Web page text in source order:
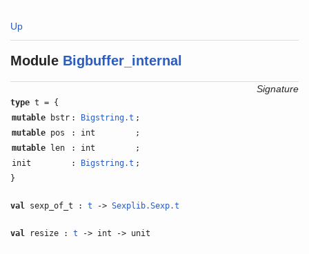
Up
Module Bigbuffer_internal
Signature
type t = {
mutable bstr : Bigstring.t ;
mutable pos : int
;
mutable len : int
;
init
: Bigstring.t ;
}
val sexp_of_t :t ->Sexplib.Sexp.t
val resize :t -> int -> unit